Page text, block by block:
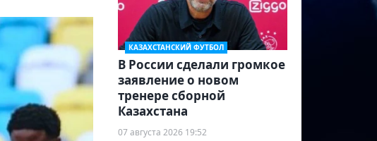
КАЗАХСТАНСКИЙ ФУТБОЛ
В России сделали громкое
заявление о новом
тренере сборной
Казахстана
07 августа 2026 19:52